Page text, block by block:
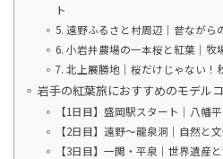
ト
5. 遠野ふるさと村周辺｜昔ながら
6. 小岩井農場の一本桜と紅葉｜牧
7. 北上展勝地｜桜だけじゃない！
岩手の紅葉旅におすすめのモデル
【1日目】盛岡駅スタート｜八幡
【2日目】遠野～龍泉洞｜自然と
【3日目】一関・平泉｜世界遺産